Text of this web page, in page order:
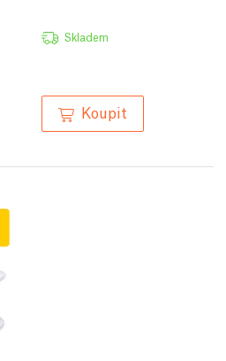
Skladem
Koupit